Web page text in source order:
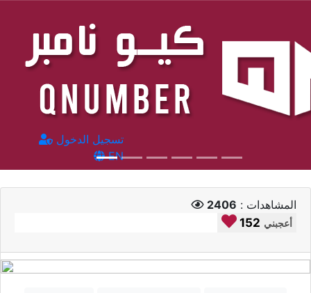
تسجيل الدخول
EN
المشاهدات : 2406
152 أعجبني